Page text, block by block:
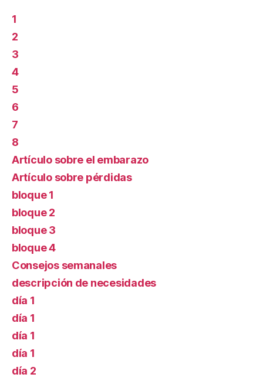
1
2
3
4
5
6
7
8
Artículo sobre el embarazo
Artículo sobre pérdidas
bloque 1
bloque 2
bloque 3
bloque 4
Consejos semanales
descripción de necesidades
día 1
día 1
día 1
día 1
día 2